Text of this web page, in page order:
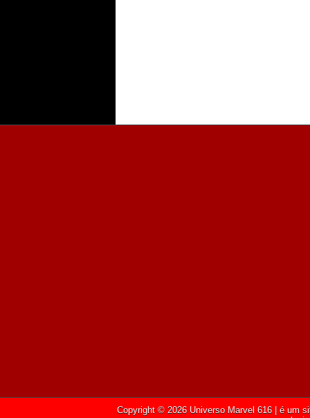
Copyright © 2026 Universo Marvel 616 | é um